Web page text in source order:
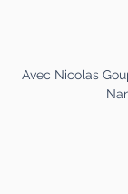
Avec Nicolas